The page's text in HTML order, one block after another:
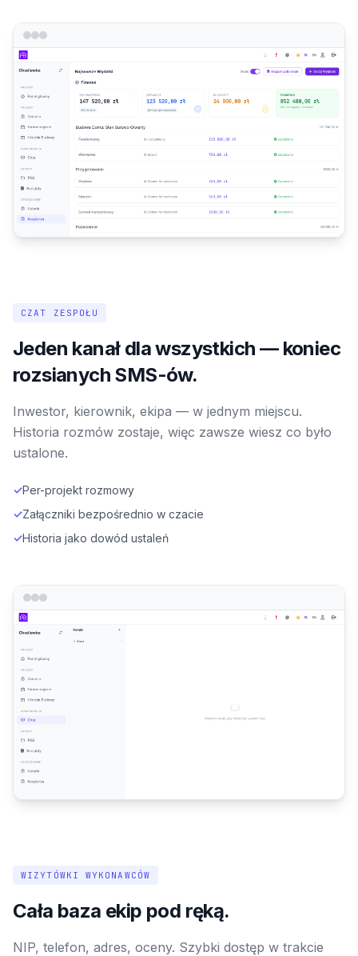
CZAT ZESPOŁU
Jeden kanał dla wszystkich — koniec
rozsianych SMS-ów.
Inwestor, kierownik, ekipa — w jednym miejscu.
Historia rozmów zostaje, więc zawsze wiesz co było
ustalone.
✓Per-projekt rozmowy
✓Załączniki bezpośrednio w czacie
✓Historia jako dowód ustaleń
WIZYTÓWKI WYKONAWCÓW
Cała baza ekip pod ręką.
NIP, telefon, adres, oceny. Szybki dostęp w trakcie